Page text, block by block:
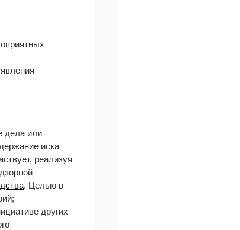
дела или
иска
реализуя
. Целью в
других